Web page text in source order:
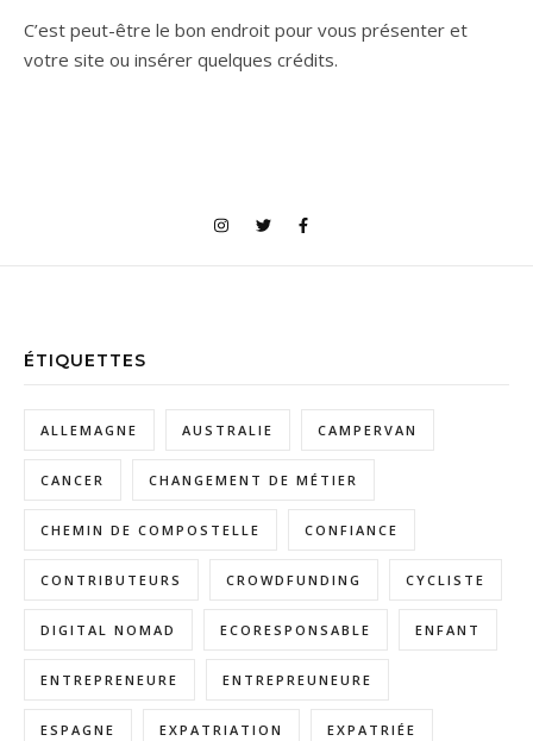
C’est peut-être le bon endroit pour vous présenter et
votre site ou insérer quelques crédits.
ÉTIQUETTES
ALLEMAGNE AUSTRALIE CAMPERVAN
CANCER CHANGEMENT DE MÉTIER
CHEMIN DE COMPOSTELLE CONFIANCE
CONTRIBUTEURS CROWDFUNDING CYCLISTE
DIGITAL NOMAD ECORESPONSABLE ENFANT
ENTREPRENEURE ENTREPREUNEURE
ESPAGNE EXPATRIATION EXPATRIÉE